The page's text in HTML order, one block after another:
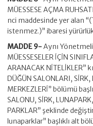
MÜESSESE AÇMA
nci maddesinde yer alan
istenmez.)” ibaresi
MADDE 9-Aynı
MÜESSESELER İÇİN
ARANACAK NİTELİKLER”
DÜĞÜN SALONLARI, SİRK,
MERKEZLERİ” bölümü
SALONU, SİRK,
PARKLAR” şeklinde
lunaparklar” başlıklı alt